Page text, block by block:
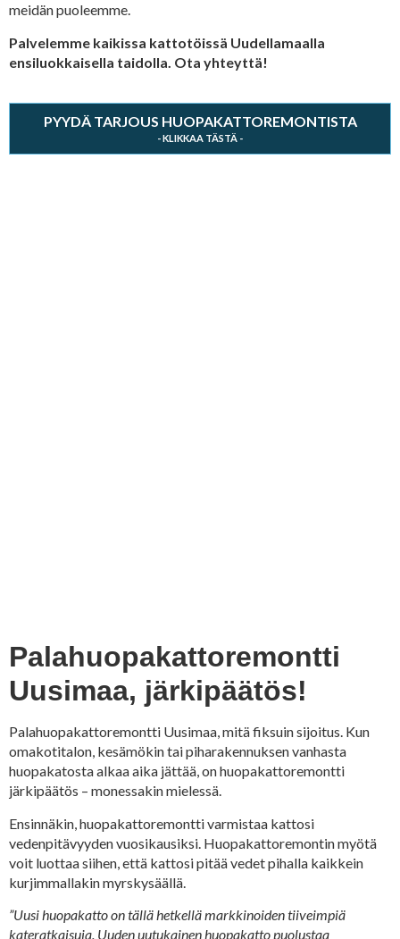
meidän puoleemme.
Palvelemme kaikissa kattotöissä Uudellamaalla
ensiluokkaisella taidolla. Ota yhteyttä!
PYYDÄ TARJOUS HUOPAKATTOREMONTISTA
Palahuopakattoremontti
Uusimaa, järkipäätös!
Palahuopakattoremontti Uusimaa, mitä fiksuin sijoitus. Kun
omakotitalon, kesämökin tai piharakennuksen vanhasta
huopakatosta alkaa aika jättää, on huopakattoremontti
järkipäätös – monessakin mielessä.
Ensinnäkin, huopakattoremontti varmistaa kattosi
vedenpitävyyden vuosikausiksi. Huopakattoremontin myötä
voit luottaa siihen, että kattosi pitää vedet pihalla kaikkein
kurjimmallakin myrskysäällä.
”Uusi huopakatto on tällä hetkellä markkinoiden tiiveimpiä
kateratkaisuja. Uuden uutukainen huopakatto puolustaa